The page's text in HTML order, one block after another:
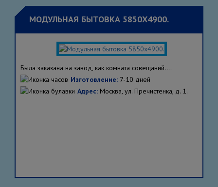
МОДУЛЬНАЯ БЫТОВКА 5850Х4900.
Была заказана на завод, как комната совещаний....
Изготовление: 7-10 дней
Адрес: Москва, ул. Пречистенка, д. 1.